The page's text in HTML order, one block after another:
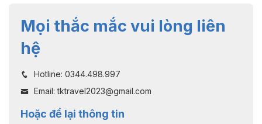
Mọi thắc mắc vui lòng liên
hệ
Hotline: 0344.498.997
Email: tktravel2023@gmail.com
Hoặc để lại thông tin